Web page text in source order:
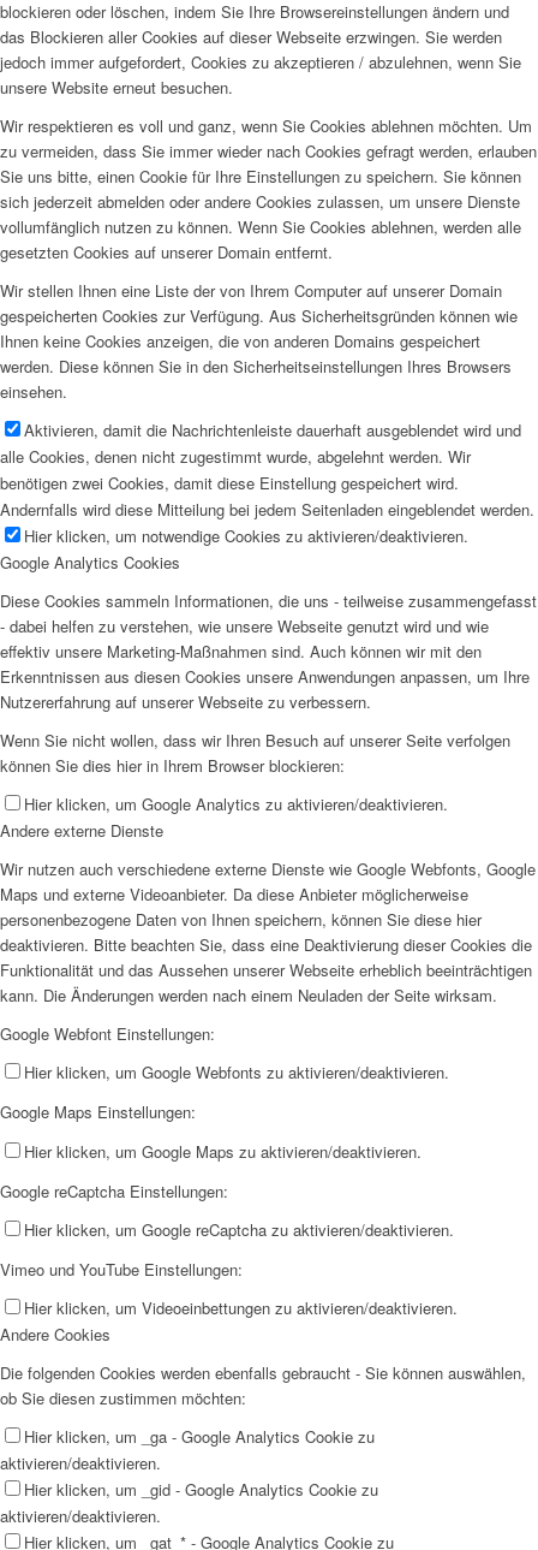
blockieren oder löschen, indem Sie Ihre Browsereinstellungen ändern und
das Blockieren aller Cookies auf dieser Webseite erzwingen. Sie werden
jedoch immer aufgefordert, Cookies zu akzeptieren / abzulehnen, wenn Sie
unsere Website erneut besuchen.
Wir respektieren es voll und ganz, wenn Sie Cookies ablehnen möchten. Um
zu vermeiden, dass Sie immer wieder nach Cookies gefragt werden, erlauben
Sie uns bitte, einen Cookie für Ihre Einstellungen zu speichern. Sie können
sich jederzeit abmelden oder andere Cookies zulassen, um unsere Dienste
vollumfänglich nutzen zu können. Wenn Sie Cookies ablehnen, werden alle
gesetzten Cookies auf unserer Domain entfernt.
Wir stellen Ihnen eine Liste der von Ihrem Computer auf unserer Domain
gespeicherten Cookies zur Verfügung. Aus Sicherheitsgründen können wie
Ihnen keine Cookies anzeigen, die von anderen Domains gespeichert
werden. Diese können Sie in den Sicherheitseinstellungen Ihres Browsers
einsehen.
Aktivieren, damit die Nachrichtenleiste dauerhaft ausgeblendet wird und
alle Cookies, denen nicht zugestimmt wurde, abgelehnt werden. Wir
benötigen zwei Cookies, damit diese Einstellung gespeichert wird.
Andernfalls wird diese Mitteilung bei jedem Seitenladen eingeblendet werden.
Hier klicken, um notwendige Cookies zu aktivieren/deaktivieren.
Google Analytics Cookies
Diese Cookies sammeln Informationen, die uns - teilweise zusammengefasst
- dabei helfen zu verstehen, wie unsere Webseite genutzt wird und wie
effektiv unsere Marketing-Maßnahmen sind. Auch können wir mit den
Erkenntnissen aus diesen Cookies unsere Anwendungen anpassen, um Ihre
Nutzererfahrung auf unserer Webseite zu verbessern.
Wenn Sie nicht wollen, dass wir Ihren Besuch auf unserer Seite verfolgen
können Sie dies hier in Ihrem Browser blockieren:
Hier klicken, um Google Analytics zu aktivieren/deaktivieren.
Andere externe Dienste
Wir nutzen auch verschiedene externe Dienste wie Google Webfonts, Google
Maps und externe Videoanbieter. Da diese Anbieter möglicherweise
personenbezogene Daten von Ihnen speichern, können Sie diese hier
deaktivieren. Bitte beachten Sie, dass eine Deaktivierung dieser Cookies die
Funktionalität und das Aussehen unserer Webseite erheblich beeinträchtigen
kann. Die Änderungen werden nach einem Neuladen der Seite wirksam.
Google Webfont Einstellungen:
Hier klicken, um Google Webfonts zu aktivieren/deaktivieren.
Google Maps Einstellungen:
Hier klicken, um Google Maps zu aktivieren/deaktivieren.
Google reCaptcha Einstellungen:
Hier klicken, um Google reCaptcha zu aktivieren/deaktivieren.
Vimeo und YouTube Einstellungen:
Hier klicken, um Videoeinbettungen zu aktivieren/deaktivieren.
Andere Cookies
Die folgenden Cookies werden ebenfalls gebraucht - Sie können auswählen,
ob Sie diesen zustimmen möchten:
Hier klicken, um _ga - Google Analytics Cookie zu
aktivieren/deaktivieren.
Hier klicken, um _gid - Google Analytics Cookie zu
aktivieren/deaktivieren.
Hier klicken, um _gat_* - Google Analytics Cookie zu